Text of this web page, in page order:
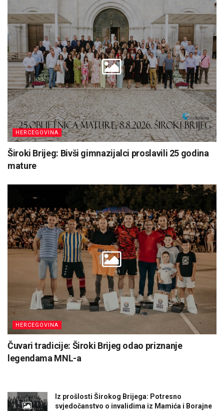
HERCEGOVINA
Široki Brijeg: Bivši gimnazijalci proslavili 25 godina
mature
HERCEGOVINA
Čuvari tradicije: Široki Brijeg odao priznanje
legendama MNL-a
Iz prošlosti Širokog Brijega: Potresno
svjedočanstvo o invalidima iz Mamića i Borajne